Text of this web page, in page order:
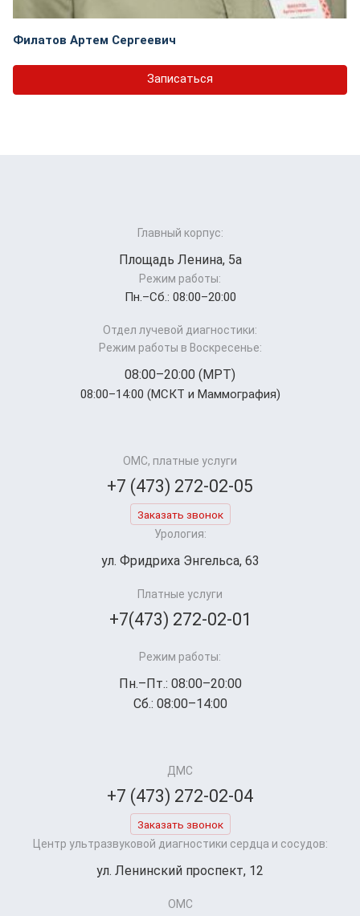
Филатов Артем Сергеевич
Записаться
Главный корпус:
Площадь Ленина, 5а
Режим работы:
Пн.–Cб.: 08:00–20:00
Отдел лучевой диагностики:
Режим работы в Воскресенье:
08:00–20:00 (МРТ)
08:00–14:00 (МСКТ и Маммография)
ОМС, платные услуги
+7 (473) 272-02-05
Заказать звонок
Урология:
ул. Фридриха Энгельса, 63
Платные услуги
+7(473) 272-02-01
Режим работы:
Пн.–Пт.: 08:00–20:00
Сб.: 08:00–14:00
ДМС
+7 (473) 272-02-04
Заказать звонок
Центр ультразвуковой диагностики сердца и сосудов:
ул. Ленинский проспект, 12
ОМС